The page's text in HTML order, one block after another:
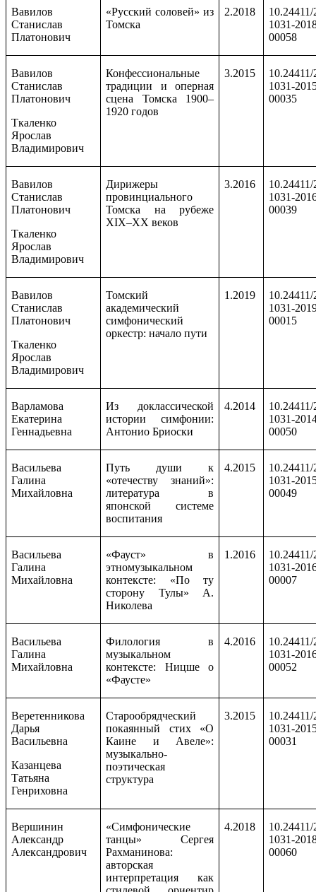
Вавилов
Станислав
Платонович
«Русский соловей» из
Томска
2.2018
1031-
00058
Вавилов
Станислав
Платонович
Ткаленко
Ярослав
Владимирович
Конфессиональные
традиции и оперная
сцена Томска 1900–
1920 годов
3.2015
1031-
00035
Вавилов
Станислав
Платонович
Ткаленко
Ярослав
Владимирович
Дирижеры
провинциального
Томска на рубеже
XIX–XX веков
3.2016
1031-
00039
Вавилов
Станислав
Платонович
Ткаленко
Ярослав
Владимирович
Томский
академический
симфонический
оркестр: начало пути
1.2019
1031-
00015
Варламова
Екатерина
Геннадьевна
Из доклассической
истории симфонии:
Антонио Бриоски
4.2014
1031-
00050
Васильева
Галина
Михайловна
Путь души к
«отечеству знаний»:
литература в
японской системе
воспитания
4.2015
1031-
00049
Васильева
Галина
Михайловна
«Фауст» в
этномузыкальном
контексте: «По ту
сторону Тулы» А.
Николева
1.2016
1031-
00007
Васильева
Галина
Михайловна
Филология в
музыкальном
контексте: Ницше о
«Фаусте»
4.2016
1031-
00052
Веретенникова
Дарья
Васильевна
Казанцева
Татьяна
Генриховна
Старообрядческий
покаянный стих «О
Каине и Авеле»:
музыкально-
поэтическая
структура
3.2015
1031-
00031
Вершинин
Александр
Александрович
«Симфонические
танцы» Сергея
Рахманинова:
авторская
интерпретация как
4.2018
1031-
00060